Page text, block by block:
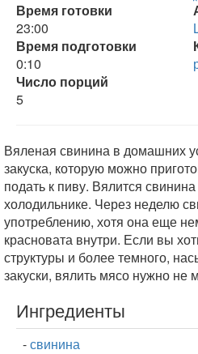
Время готовки
23:00
Время подготовки
0:10
Число порций
5
Вяленая свинина в домашних
закуска, которую можно
подать к пиву. Вялится
холодильнике. Через неделю
употреблению, хотя она еще
красновата внутри. Если вы
структуры и более темного,
закуски, вялить мясо нужно не
Ингредиенты
-свинина